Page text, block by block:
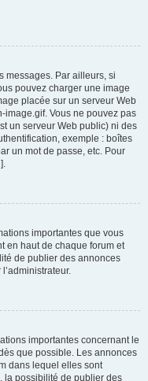
messages. Par ailleurs, si
pouvez charger une image
placée sur un serveur Web
image.gif. Vous ne pouvez pas
un serveur Web public) ni des
exemple : boîtes
un mot de passe, etc. Pour
importantes que vous
en haut de chaque forum et
de publier des annonces
importantes concernant le
que possible. Les annonces
dans lequel elles sont
la possibilité de publier des